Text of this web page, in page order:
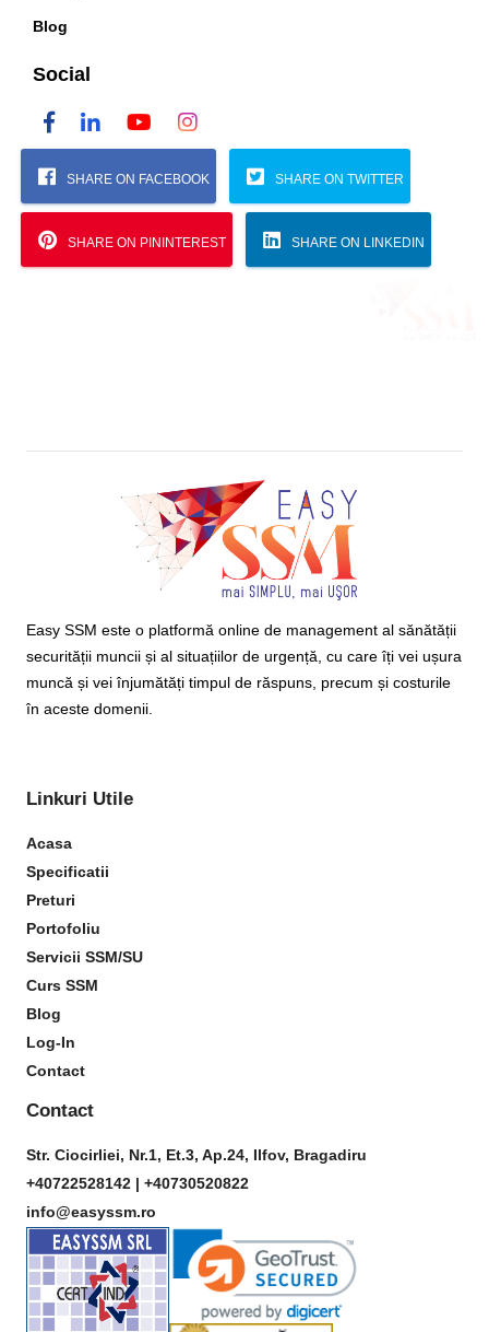
Blog
Social
SHARE ON FACEBOOK SHARE ON TWITTER
SHARE ON PININTEREST SHARE ON LINKEDIN
Easy SSM este o platformă online de management al sănătății
securității muncii și al situațiilor de urgență, cu care îți vei ușura
muncă și vei înjumătăți timpul de răspuns, precum și costurile
în aceste domenii.
Linkuri Utile
Acasa
Specificatii
Preturi
Portofoliu
Servicii SSM/SU
Curs SSM
Blog
Log-In
Contact
Contact
Str. Ciocirliei, Nr.1, Et.3, Ap.24, Ilfov, Bragadiru
+40722528142 | +40730520822
info@easyssm.ro